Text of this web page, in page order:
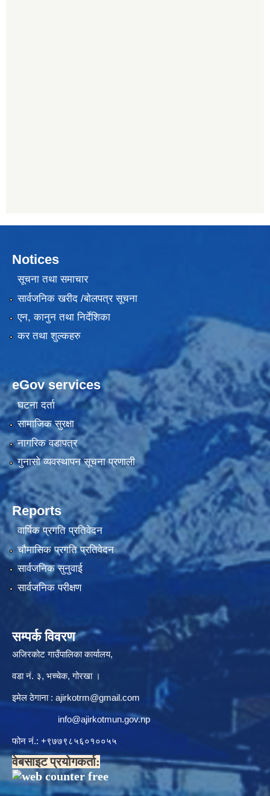
Notices
सूचना तथा समाचार
सार्वजनिक खरीद /बोलपत्र सूचना
एन, कानुन तथा निर्देशिका
कर तथा शुल्कहरु
eGov services
घटना दर्ता
सामाजिक सुरक्षा
नागरिक वडापत्र
गुनासो व्यवस्थापन सूचना प्रणाली
Reports
वार्षिक प्रगति प्रतिवेदन
चौमासिक प्रगति प्रतिवेदन
सार्वजनिक सुनुवाई
सार्वजनिक परीक्षण
सम्पर्क विवरण
अजिरकोट गाउँपालिका कार्यालय,
वडा नं. ३, भच्चेक, गोरखा ।
इमेल ठेगाना : ajirkotrm@gmail.com
info@ajirkotmun.gov.np
फोन नं.: ‍‌+९७७९८५६०१००५५
वेबसाइट प्रयोगकर्ता: